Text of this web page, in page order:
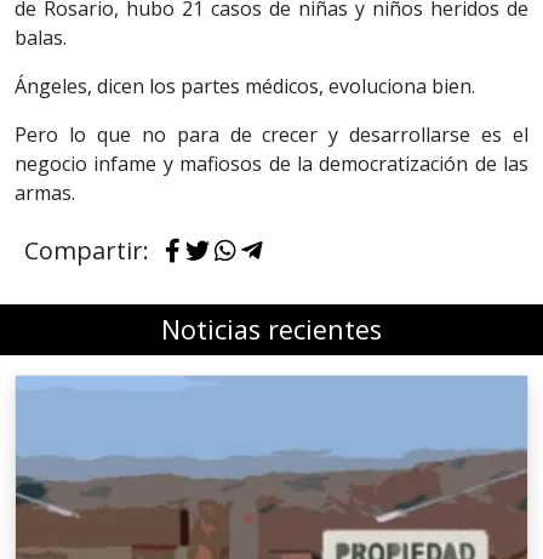
de Rosario, hubo 21 casos de niñas y niños heridos de
balas.
Ángeles, dicen los partes médicos, evoluciona bien.
Pero lo que no para de crecer y desarrollarse es el
negocio infame y mafiosos de la democratización de las
armas.
Compartir:
Noticias recientes